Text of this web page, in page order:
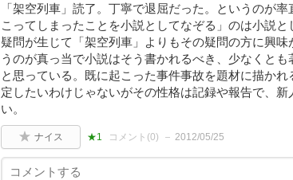
「架空列車」読了。丁寧で退屈だった。というのが
こってしまったことを小説としてなぞる」のは小説
疑問が生じて「架空列車」よりもその疑問の方に興
うのが真っ当で小説はそう書かれるべき、少なくと
と思っている。既に起こった事件事故を題材に描か
定したいわけじゃないがその性格は記録や報告で、
い。
ナイス ★1 コメント(0) 2012/05/25